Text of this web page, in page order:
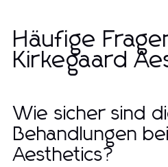
Häufige
Kirkegaard
Wie sicher sind
Behandlungen
Aesthetics?